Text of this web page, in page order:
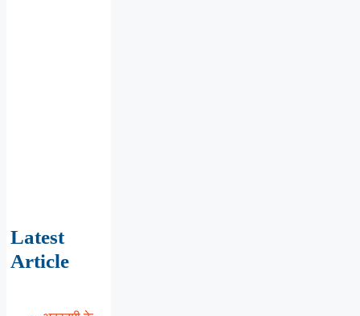
Latest
Article